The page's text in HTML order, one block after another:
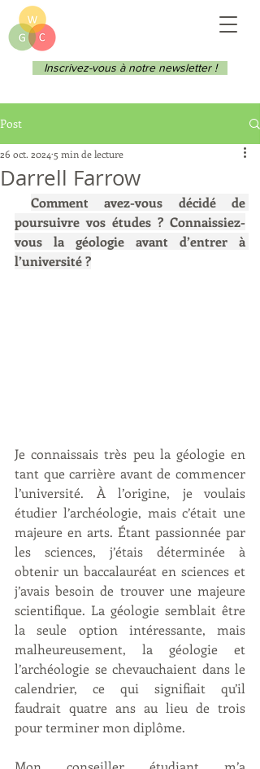
Inscrivez-vous à notre newsletter !
Post
Darrell Farrow
26 oct. 2024 5 min de lecture
Comment avez-vous décidé de
poursuivre vos études ? Connaissiez-
vous la géologie avant d’entrer à
l’université ?
Je connaissais très peu la géologie en
tant que carrière avant de commencer
l’université. À l’origine, je voulais
étudier l’archéologie, mais c’était une
majeure en arts. Étant passionnée par
les sciences, j’étais déterminée à
obtenir un baccalauréat en sciences et
j’avais besoin de trouver une majeure
scientifique. La géologie semblait être
la seule option intéressante, mais
malheureusement, la géologie et
l’archéologie se chevauchaient dans le
calendrier, ce qui signifiait qu’il
faudrait quatre ans au lieu de trois
pour terminer mon diplôme.